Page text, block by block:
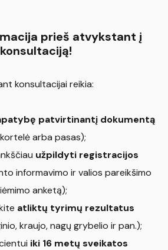
prieš atvykstant į
konsultaciją!
konsultacijai reikia:
patvirtinantį dokumentą
arba pasas);
užpildyti registracijos
informavimo ir valios pareikšimo
anketą);
atliktų tyrimų rezultatus
kraujo, nagų grybelio ir pan.);
iki 16 metų sveikatos